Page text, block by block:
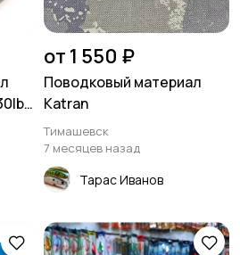
от 1 550 ₽
Поводковый материал
Katran
Тимашевск
7 месяцев назад
Тарас Иванов